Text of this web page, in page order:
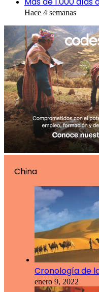
Hace 4 semanas
China
Cronología de
enero 9, 2022